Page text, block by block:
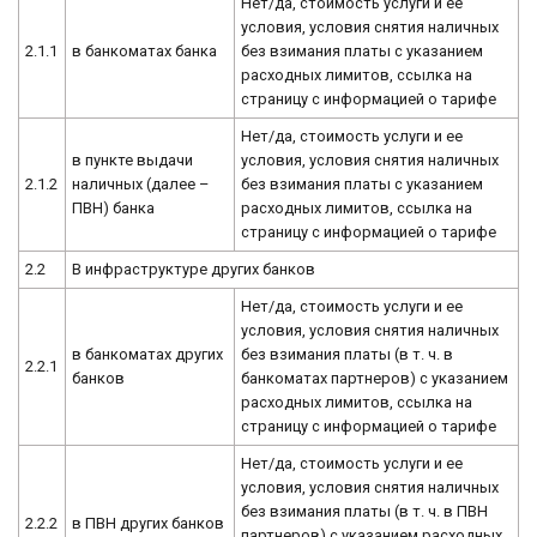
2.1.1 в банкоматах банка
условия, условия снятия наличных
без взимания платы с указанием
расходных лимитов, ссылка на
страницу с информацией о тарифе
2.1.2
в пункте выдачи
наличных (далее –
ПВН) банка
Нет/да, стоимость услуги и ее
условия, условия снятия наличных
без взимания платы с указанием
расходных лимитов, ссылка на
страницу с информацией о тарифе
2.2 В инфраструктуре других банков
2.2.1
в банкоматах других
банков
Нет/да, стоимость услуги и ее
условия, условия снятия наличных
без взимания платы (в т. ч. в
банкоматах партнеров) с указанием
расходных лимитов, ссылка на
страницу с информацией о тарифе
2.2.2 в ПВН других банков
Нет/да, стоимость услуги и ее
условия, условия снятия наличных
без взимания платы (в т. ч. в ПВН